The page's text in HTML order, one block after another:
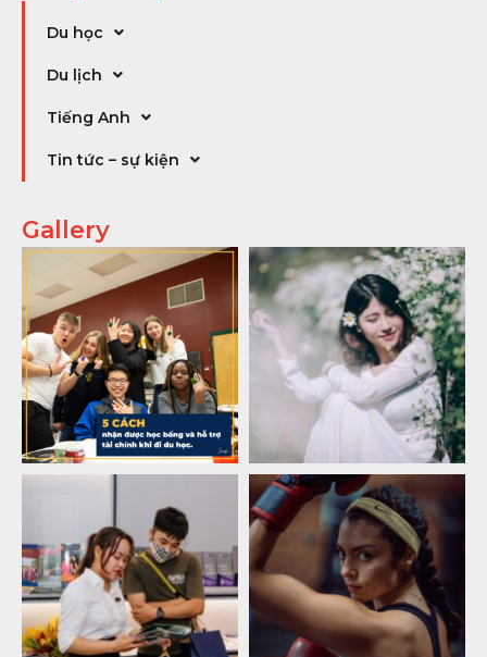
Du học
Du lịch
Tiếng Anh
Tin tức – sự kiện
Gallery